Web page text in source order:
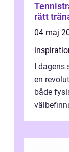
rätt
04 maj
I dagens
en
både